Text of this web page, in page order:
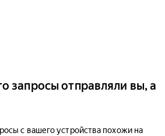
запросы отправляли вы, а
с вашего устройства похожи на